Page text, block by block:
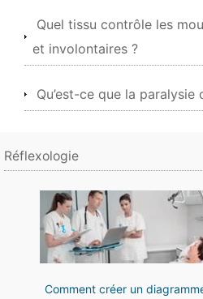
Quel tissu contrôle les
et involontaires ?
Qu’est-ce que la
Réflexologie
Comment créer un